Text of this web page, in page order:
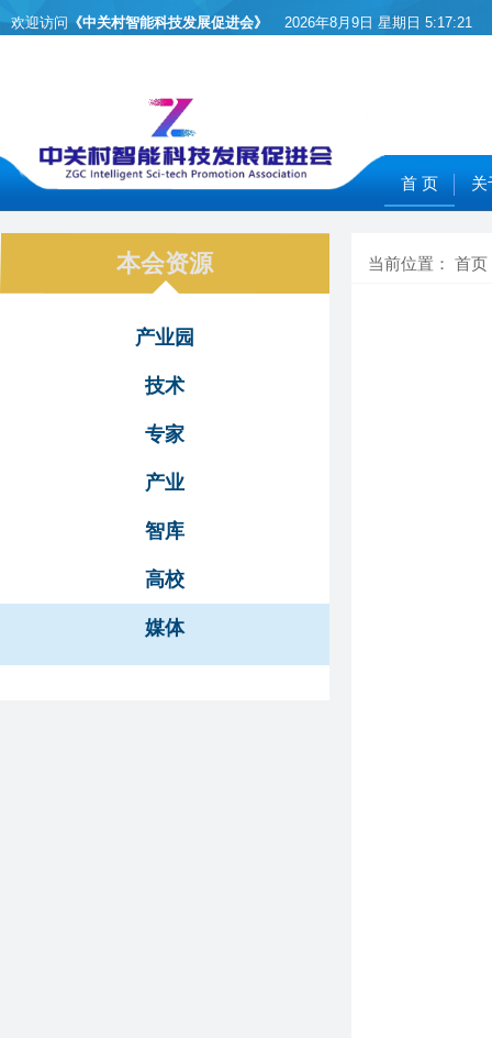
欢迎访问 《中关村智能科技发展促进会》 2026年8月9日 星期日 5:17:21
首 页 关
本会资源
产业园
技术
专家
产业
智库
高校
媒体
当前位置： 首页